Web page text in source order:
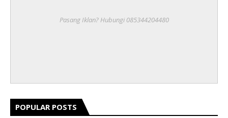
Pasang Iklan? Hubungi 085344204480
POPULAR POSTS